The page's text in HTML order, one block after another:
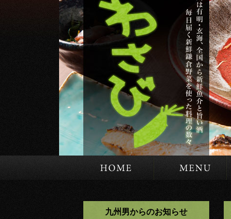
九州男からのお知らせ